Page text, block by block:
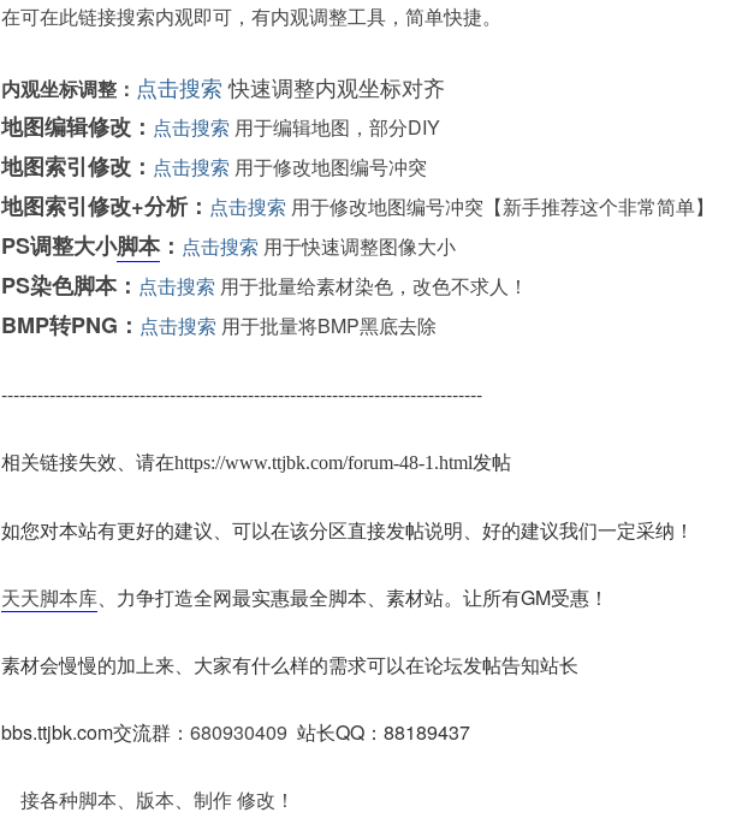
在可在此链接搜索内观即可，有内观调整工具，简单快捷。
内观坐标调整： 点击搜索快速调整内观坐标对齐
地图编辑修改： 点击搜索 用于编辑地图，部分DIY
地图索引修改： 点击搜索 用于修改地图编号冲突
地图索引修改+分析： 点击搜索 用于修改地图编号冲突【新手推荐这个非常简单】
PS调整大小脚本： 点击搜索 用于快速调整图像大小
PS染色脚本： 点击搜索 用于批量给素材染色，改色不求人！
BMP转PNG： 点击搜索 用于批量将BMP黑底去除
--------------------------------------------------------------------------------
相关链接失效、请在https://www.ttjbk.com/forum-48-1.html发帖
如您对本站有更好的建议、可以在该分区直接发帖说明、好的建议我们一定采纳！
天天脚本库、力争打造全网最实惠最全脚本、素材站。让所有GM受惠！
素材会慢慢的加上来、大家有什么样的需求可以在论坛发帖告知站长
bbs.ttjbk.com交流群： 680930409 站长QQ：88189437
接各种脚本、版本、制作 修改！